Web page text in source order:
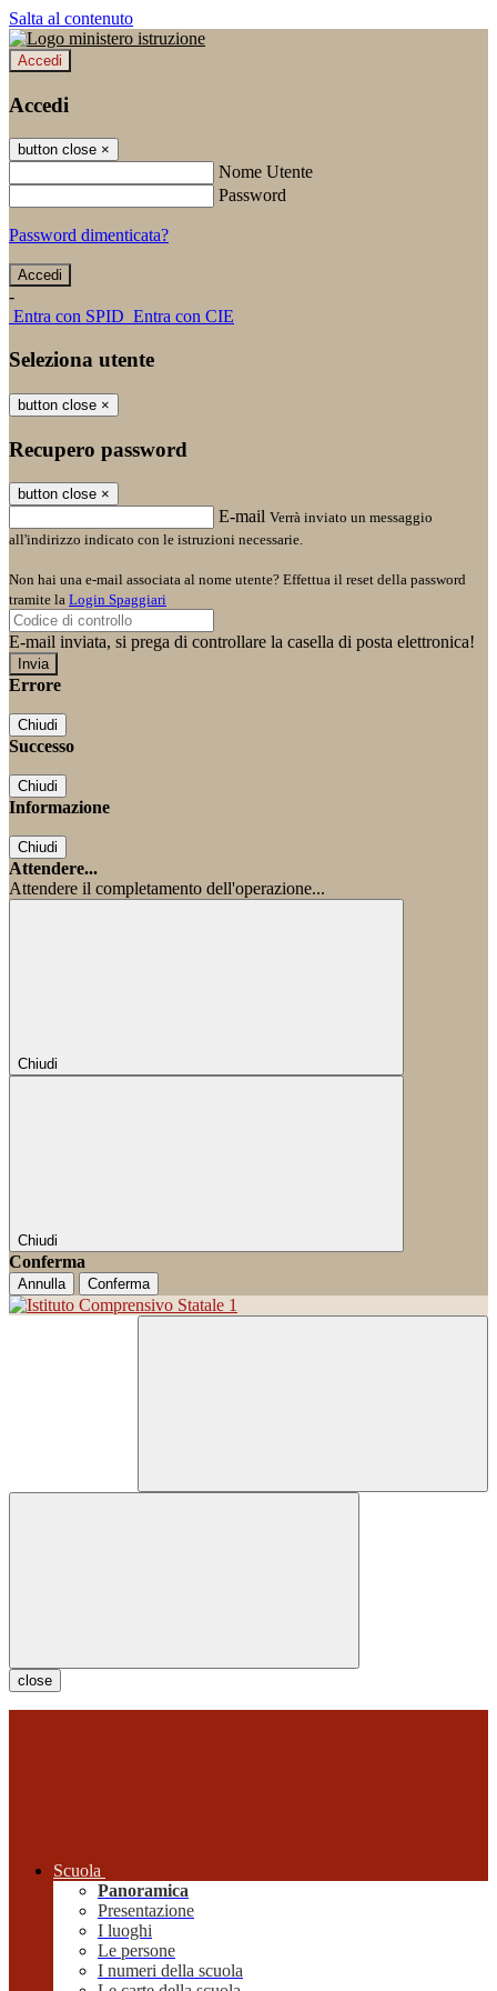
Salta al contenuto
Accedi
Accedi
button close ×
Nome Utente
Password
Password dimenticata?
-
Entra con SPID Entra con CIE
Seleziona utente
button close ×
Recupero password
button close ×
E-mail Verrà inviato un messaggio
all'indirizzo indicato con le istruzioni necessarie.
Non hai una e-mail associata al nome utente? Effettua il reset della password
tramite la Login Spaggiari
E-mail inviata, si prega di controllare la casella di posta elettronica!
Errore
Chiudi
Successo
Chiudi
Informazione
Chiudi
Attendere...
Attendere il completamento dell'operazione...
Chiudi
Chiudi
Conferma
Annulla Conferma
close
Scuola
Panoramica
Presentazione
I luoghi
Le persone
I numeri della scuola